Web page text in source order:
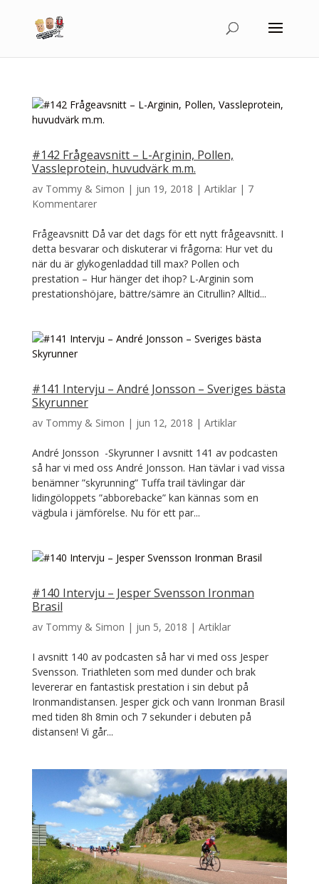
#142 Frågeavsnitt – L-Arginin, Pollen,
Vassleprotein, huvudvärk m.m.
av Tommy & Simon | jun 19, 2018 | Artiklar| 7
Kommentarer
Frågeavsnitt Då var det dags för ett nytt frågeavsnitt. I
detta besvarar och diskuterar vi frågorna: Hur vet du
när du är glykogenladdad till max? Pollen och
prestation – Hur hänger det ihop? L-Arginin som
prestationshöjare, bättre/sämre än Citrullin? Alltid...
#141 Intervju – André Jonsson – Sveriges bästa
Skyrunner
av Tommy & Simon | jun 12, 2018 | Artiklar
André Jonsson -Skyrunner I avsnitt 141 av podcasten
så har vi med oss André Jonsson. Han tävlar i vad vissa
benämner ”skyrunning” Tuffa trail tävlingar där
lidingöloppets ”abborebacke” kan kännas som en
vägbula i jämförelse. Nu för ett par...
#140 Intervju – Jesper Svensson Ironman
Brasil
av Tommy & Simon | jun 5, 2018 | Artiklar
I avsnitt 140 av podcasten så har vi med oss Jesper
Svensson. Triathleten som med dunder och brak
levererar en fantastisk prestation i sin debut på
Ironmandistansen. Jesper gick och vann Ironman Brasil
med tiden 8h 8min och 7 sekunder i debuten på
distansen! Vi går...